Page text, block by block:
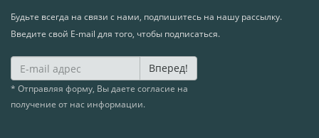
Будьте всегда на связи с нами, подпишитесь на нашу рассылку.
Введите свой E-mail для того, чтобы подписаться.
Вперед!
* Отправляя форму, Вы даете согласие на
получение от нас информации.